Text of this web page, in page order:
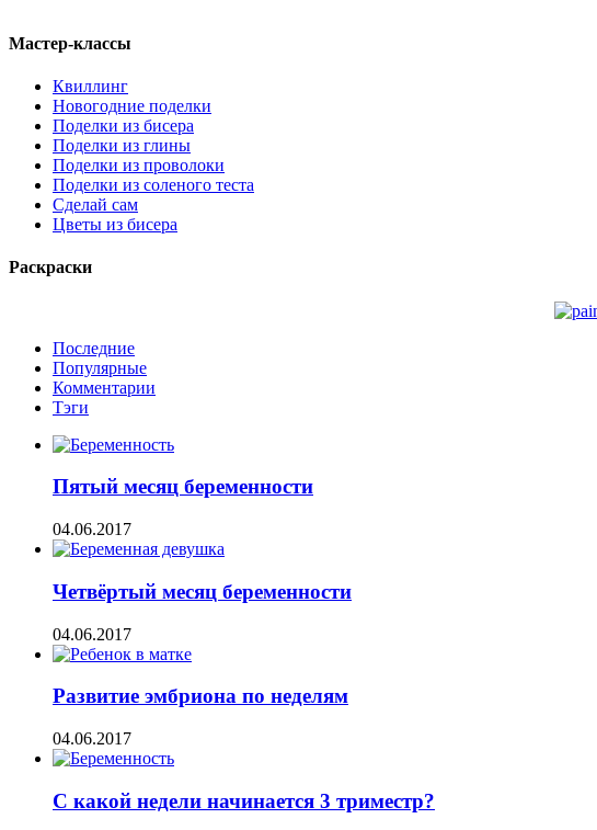
Мастер-классы
Квиллинг
Новогодние поделки
Поделки из бисера
Поделки из глины
Поделки из проволоки
Поделки из соленого теста
Сделай сам
Цветы из бисера
Раскраски
Последние
Популярные
Комментарии
Тэги
Пятый месяц беременности
04.06.2017
Четвёртый месяц беременности
04.06.2017
Развитие эмбриона по неделям
04.06.2017
С какой недели начинается 3 триместр?